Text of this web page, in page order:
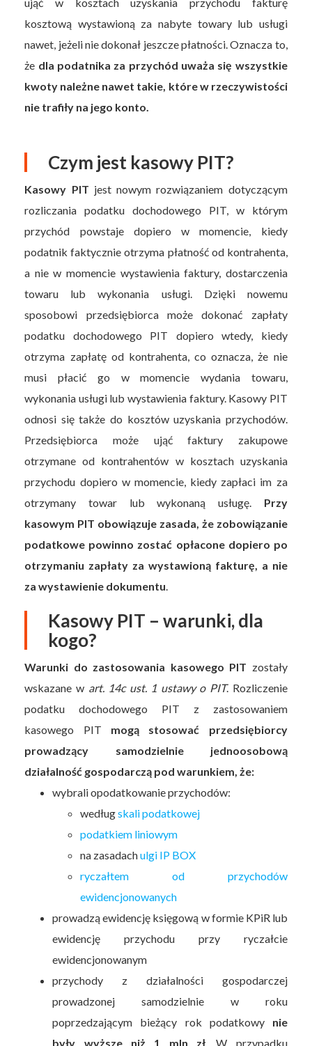
kosztową wystawioną za nabyte towary lub usługi
nawet, jeżeli nie dokonał jeszcze płatności. Oznacza to,
że dla podatnika za przychód uważa się wszystkie
kwoty należne nawet takie, które w rzeczywistości
nie trafiły na jego konto.
Czym jest kasowy PIT?
Kasowy PIT jest nowym rozwiązaniem dotyczącym
rozliczania podatku dochodowego PIT, w którym
przychód powstaje dopiero w momencie, kiedy
podatnik faktycznie otrzyma płatność od kontrahenta,
a nie w momencie wystawienia faktury, dostarczenia
towaru lub wykonania usługi. Dzięki nowemu
sposobowi przedsiębiorca może dokonać zapłaty
podatku dochodowego PIT dopiero wtedy, kiedy
otrzyma zapłatę od kontrahenta, co oznacza, że nie
musi płacić go w momencie wydania towaru,
wykonania usługi lub wystawienia faktury. Kasowy PIT
odnosi się także do kosztów uzyskania przychodów.
Przedsiębiorca może ująć faktury zakupowe
otrzymane od kontrahentów w kosztach uzyskania
przychodu dopiero w momencie, kiedy zapłaci im za
otrzymany towar lub wykonaną usługę. Przy
kasowym PIT obowiązuje zasada, że zobowiązanie
podatkowe powinno zostać opłacone dopiero po
otrzymaniu zapłaty za wystawioną fakturę, a nie
za wystawienie dokumentu
Kasowy PIT – warunki, dla
kogo?
Warunki do zastosowania kasowego PIT zostały
wskazane w art. 14c ust. 1 ustawy o PIT. Rozliczenie
podatku dochodowego PIT z zastosowaniem
kasowego PIT mogą stosować przedsiębiorcy
prowadzący samodzielnie jednoosobową
działalność gospodarczą pod warunkiem, że:
wybrali opodatkowanie przychodów:
wedługskali podatkowej
podatkiem liniowym
na zasadachulgi IP BOX
ryczałtem od przychodów
ewidencjonowanych
prowadzą ewidencję księgową w formie KPiR lub
ewidencję przychodu przy ryczałcie
ewidencjonowanym
przychody z działalności gospodarczej
prowadzonej samodzielnie w roku
poprzedzającym bieżący rok podatkowy nie
były wyższe niż 1 mln zł. W przypadku